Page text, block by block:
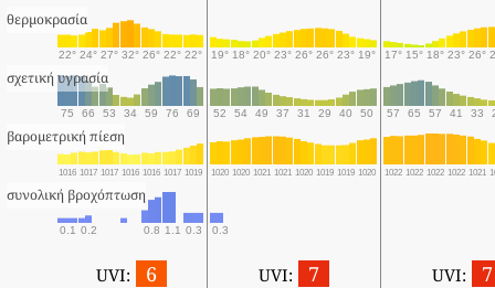
θερμοκρασία
22° 24° 27° 32° 26° 22° 22° 19° 18° 20° 23° 26° 26° 23° 19° 17° 15° 18° 23° 26°
σχετική υγρασία
75 66 53 34 59 76 69 52 54 49 37 31 29 40 50 57 65 57 41 33
βαρομετρική πίεση
1016 1017 1017 1016 1016 1017 1019 1020 1020 1021 1021 1020 1019 1019 1020 1022 1022 1022 1022 1021
συνολική βροχόπτωση
0.1 0.2 0.8 1.1 0.3 0.3
UVI: 6 UVI: 7 UVI: 7